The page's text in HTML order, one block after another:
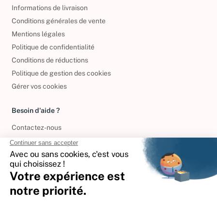
Informations de livraison
Conditions générales de vente
Mentions légales
Politique de confidentialité
Conditions de réductions
Politique de gestion des cookies
Gérer vos cookies
Besoin d'aide ?
Contactez-nous
International
🇪🇸Espagne